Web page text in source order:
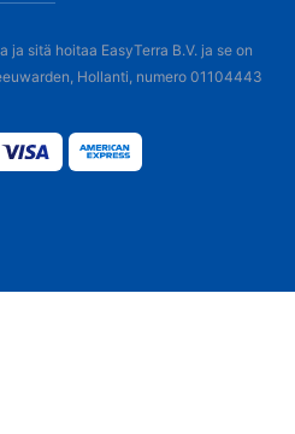
sitä hoitaa EasyTerra B.V. ja se on
Hollanti, numero 01104443